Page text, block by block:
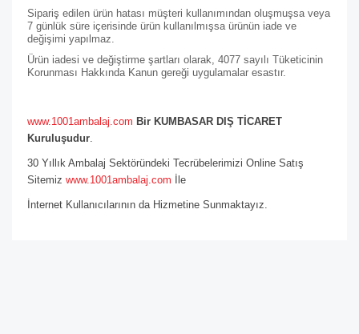
Sipariş edilen ürün hatası müşteri kullanımından oluşmuşsa veya
7 günlük süre içerisinde ürün kullanılmışsa ürünün iade ve
değişimi yapılmaz.
Ürün iadesi ve değiştirme şartları olarak, 4077 sayılı Tüketicinin
Korunması Hakkında Kanun gereği uygulamalar esastır.
www.1001ambalaj.com Bir KUMBASAR DIŞ TİCARET
Kuruluşudur.
30 Yıllık Ambalaj Sektöründeki Tecrübelerimizi Online Satış
Sitemiz www.1001ambalaj.com İle
İnternet Kullanıcılarının da Hizmetine Sunmaktayız.